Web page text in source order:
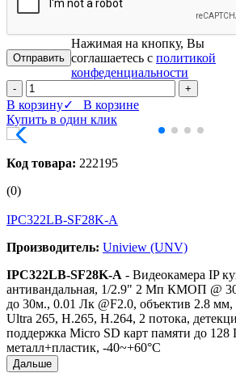
Нажимая на кнопку, Вы
соглашаетесь с политикой
конфеденциальности
- +
В корзину✓ В корзине
Купить в один клик
Код товара: 222195
(0)
IPC322LB-SF28K-A
Производитель: Uniview (UNV)
IPC322LB-SF28K-A - Видеокамера IP
антивандальная, 1/2.9" 2 Мп КМОП @
до 30м., 0.01 Лк @F2.0, объектив 2.8
Ultra 265, H.265, H.264, 2 потока,
поддержка Micro SD карт памяти до 128
металл+пластик, -40~+60°C
Дальше